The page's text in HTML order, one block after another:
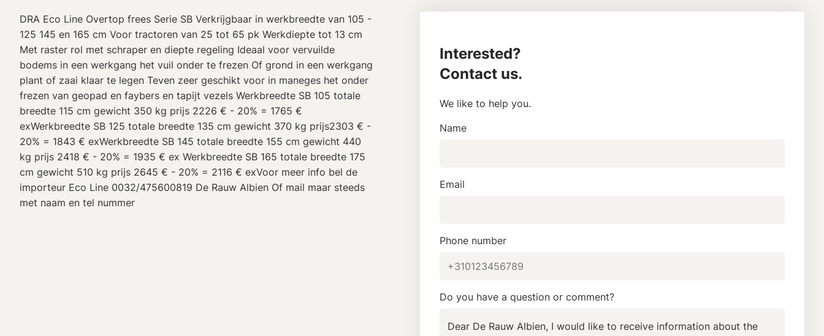
DRA Eco Line Overtop frees Serie SB Verkrijgbaar in werkbreedte van 105 -
125 145 en 165 cm Voor tractoren van 25 tot 65 pk Werkdiepte tot 13 cm
Met raster rol met schraper en diepte regeling Ideaal voor vervuilde
bodems in een werkgang het vuil onder te frezen Of grond in een werkgang
plant of zaai klaar te legen Teven zeer geschikt voor in maneges het onder
frezen van geopad en faybers en tapijt vezels Werkbreedte SB 105 totale
breedte 115 cm gewicht 350 kg prijs 2226 € - 20% = 1765 €
exWerkbreedte SB 125 totale breedte 135 cm gewicht 370 kg prijs2303 € -
20% = 1843 € exWerkbreedte SB 145 totale breedte 155 cm gewicht 440
kg prijs 2418 € - 20% = 1935 € ex Werkbreedte SB 165 totale breedte 175
cm gewicht 510 kg prijs 2645 € - 20% = 2116 € exVoor meer info bel de
importeur Eco Line 0032/475600819 De Rauw Albien Of mail maar steeds
met naam en tel nummer
Interested?
Contact us.
We like to help you.
Name
Email
Phone number
Do you have a question or comment?